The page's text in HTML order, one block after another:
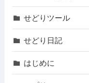
せどりツール
せどり日記
はじめに